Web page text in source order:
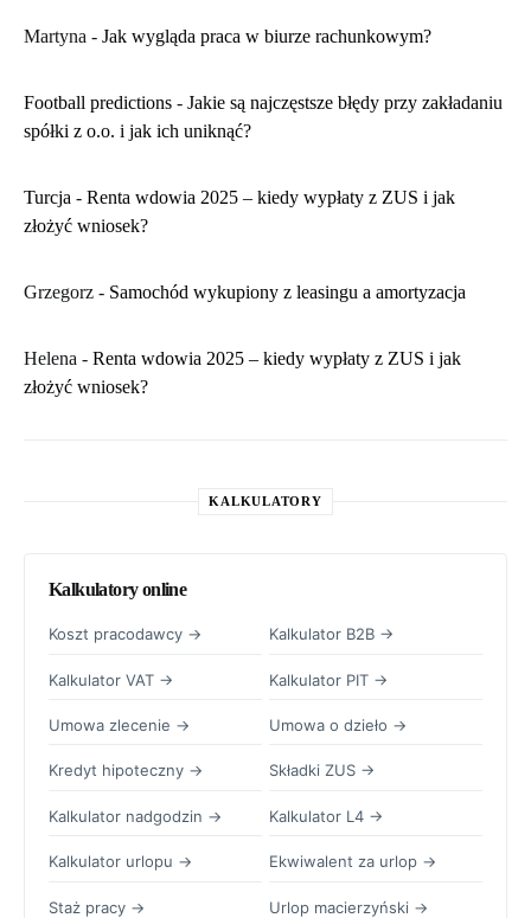
Martyna - ​Jak wygląda praca w biurze rachunkowym?
Football predictions - Jakie są najczęstsze błędy przy zakładaniu
spółki z o.o. i jak ich uniknąć?
Turcja - Renta wdowia 2025 – kiedy wypłaty z ZUS i jak
złożyć wniosek?
Grzegorz - Samochód wykupiony z leasingu a amortyzacja
Helena - Renta wdowia 2025 – kiedy wypłaty z ZUS i jak
złożyć wniosek?
KALKULATORY
Kalkulatory online
Koszt pracodawcy → Kalkulator B2B →
Kalkulator VAT → Kalkulator PIT →
Umowa zlecenie → Umowa o dzieło →
Kredyt hipoteczny → Składki ZUS →
Kalkulator nadgodzin → Kalkulator L4 →
Kalkulator urlopu → Ekwiwalent za urlop →
Staż pracy → Urlop macierzyński →